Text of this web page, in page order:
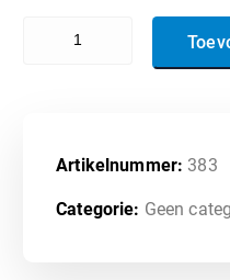
Artikelnummer: 383
Categorie: Geen